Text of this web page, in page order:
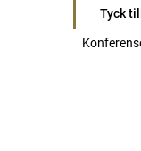
Tyck